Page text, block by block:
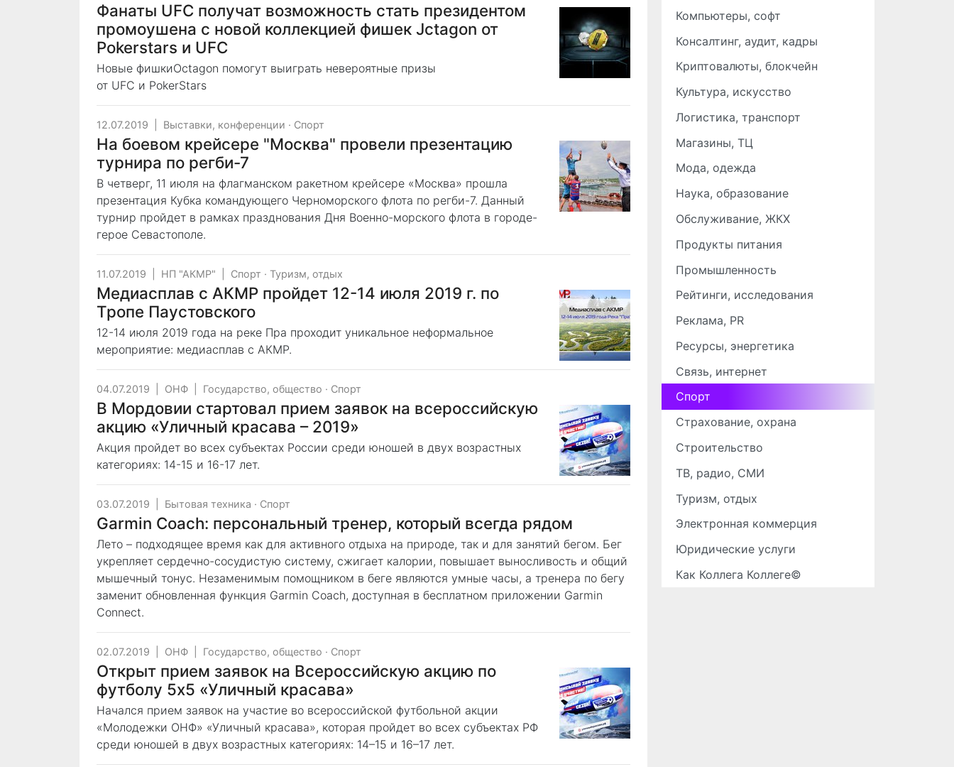
Фанаты UFC получат возможность стать президентом
промоушена с новой коллекцией фишек Jctagon от
Pokerstars и UFC
Новые фишкиOctagon помогут выиграть невероятные призы
от UFC и PokerStars
12.07.2019 Выставки, конференции · Спорт
На боевом крейсере "Москва" провели презентацию
турнира по регби-7
В четверг, 11 июля на флагманском ракетном крейсере «Москва» прошла
презентация Кубка командующего Черноморского флота по регби-7. Данный
турнир пройдет в рамках празднования Дня Военно-морского флота в городе-
герое Севастополе.
11.07.2019 НП "АКМР" Спорт · Туризм, отдых
Медиасплав с АКМР пройдет 12-14 июля 2019 г. по
Тропе Паустовского
12-14 июля 2019 года на реке Пра проходит уникальное неформальное
мероприятие: медиасплав с АКМР.
04.07.2019 ОНФ Государство, общество · Спорт
В Мордовии стартовал прием заявок на всероссийскую
акцию «Уличный красава – 2019»
Акция пройдет во всех субъектах России среди юношей в двух возрастных
категориях: 14-15 и 16-17 лет.
03.07.2019 Бытовая техника · Спорт
Garmin Coach: персональный тренер, который всегда рядом
Лето – подходящее время как для активного отдыха на природе, так и для занятий бегом. Бег
укрепляет сердечно-сосудистую систему, сжигает калории, повышает выносливость и общий
мышечный тонус. Незаменимым помощником в беге являются умные часы, а тренера по бегу
заменит обновленная функция Garmin Coach, доступная в бесплатном приложении Garmin
Connect.
02.07.2019 ОНФ Государство, общество · Спорт
Открыт прием заявок на Всероссийскую акцию по
футболу 5х5 «Уличный красава»
Начался прием заявок на участие во всероссийской футбольной акции
«Молодежки ОНФ» «Уличный красава», которая пройдет во всех субъектах РФ
среди юношей в двух возрастных категориях: 14–15 и 16–17 лет.
Компьютеры, софт
Консалтинг, аудит, кадры
Криптовалюты, блокчейн
Культура, искусство
Логистика, транспорт
Магазины, ТЦ
Мода, одежда
Наука, образование
Обслуживание, ЖКХ
Продукты питания
Промышленность
Рейтинги, исследования
Реклама, PR
Ресурсы, энергетика
Связь, интернет
Спорт
Страхование, охрана
Строительство
ТВ, радио, СМИ
Туризм, отдых
Электронная коммерция
Юридические услуги
Как Коллега Коллеге©